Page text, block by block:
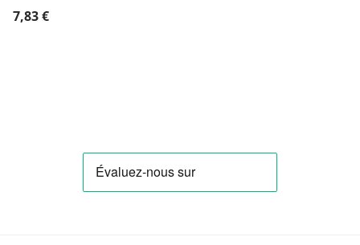
7,83€